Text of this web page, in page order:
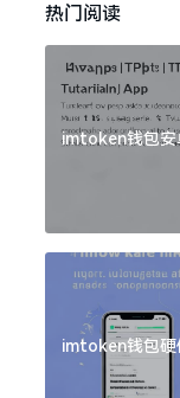
热门阅读
imtoken钱包安
imtoken钱包硬